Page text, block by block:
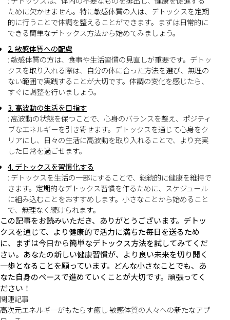
ために欠かせません。特に敏感体質の人は、デトックスを定期
的に行うことで体調を整えることができます。まずは日常的に
できる簡単なデトックス方法から始めてみましょう。
2. 敏感体質への配慮
: 敏感体質の方は、食事や生活習慣の見直しが重要です。デトッ
クスを取り入れる際は、自分の体に合った方法を選び、無理の
ない範囲で実践することが大切です。体調の変化を感じたら、
すぐに調整を行いましょう。
3. 高波動の生活を目指す
: 高波動の状態を保つことで、心身のバランスを整え、ポジティ
ブなエネルギーを引き寄せます。デトックスを通じて心身をク
リアにし、日々の生活に高波動を取り入れることで、より充実
した日常を過ごせます。
4. デトックスを習慣化する
: デトックスを生活の一部にすることで、継続的に健康を維持で
きます。定期的なデトックス習慣を作るために、スケジュール
に組み込むことをおすすめします。小さなことから始めること
で、無理なく続けられます。
この記事をお読みいただき、ありがとうございます。デトッ
クスを通じて、より健康的で活力に満ちた毎日を送るため
に、まずは今日から簡単なデトックス方法を試してみてくだ
さい。あなたの新しい健康習慣が、より良い未来を切り開く
一歩となることを願っています。どんな小さなことでも、あ
なた自身のペースで進めていくことが大切です。頑張ってく
ださい！
関連記事
高次元エネルギーがもたらす癒し 敏感体質の人々への新たなアプ